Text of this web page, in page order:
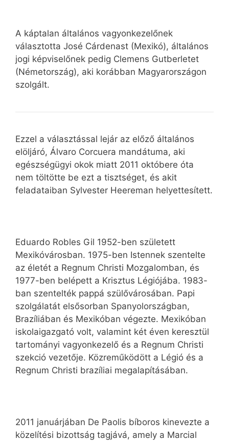
A káptalan általános vagyonkezelőnek
választotta José Cárdenast (Mexikó), általános
jogi képviselőnek pedig Clemens Gutberletet
(Németország), aki korábban Magyarországon
szolgált.
Ezzel a választással lejár az előző általános
elöljáró, Álvaro Corcuera mandátuma, aki
egészségügyi okok miatt 2011 októbere óta
nem töltötte be ezt a tisztséget, és akit
feladataiban Sylvester Heereman helyettesített.
Eduardo Robles Gil 1952-ben született
Mexikóvárosban. 1975-ben Istennek szentelte
az életét a Regnum Christi Mozgalomban, és
1977-ben belépett a Krisztus Légiójába. 1983-
ban szentelték pappá szülővárosában. Papi
szolgálatát elsősorban Spanyolországban,
Brazíliában és Mexikóban végezte. Mexikóban
iskolaigazgató volt, valamint két éven keresztül
tartományi vagyonkezelő és a Regnum Christi
szekció vezetője. Közreműködött a Légió és a
Regnum Christi brazíliai megalapításában.
2011 januárjában De Paolis bíboros kinevezte a
közelítési bizottság tagjává, amely a Marcial